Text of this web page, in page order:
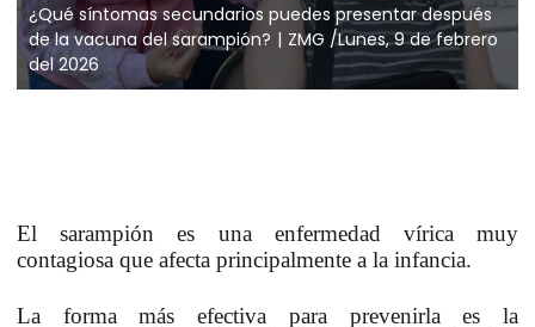
¿Qué síntomas secundarios puedes presentar después
de la vacuna del sarampión?
ZMG /Lunes, 9 de febrero
del 2026
Elsarampión es una enfermedad vírica muy
contagiosa que afecta principalmente a la infancia.
La forma más efectiva para prevenirla es la